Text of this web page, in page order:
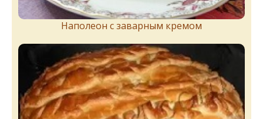
Наполеон с заварным кремом